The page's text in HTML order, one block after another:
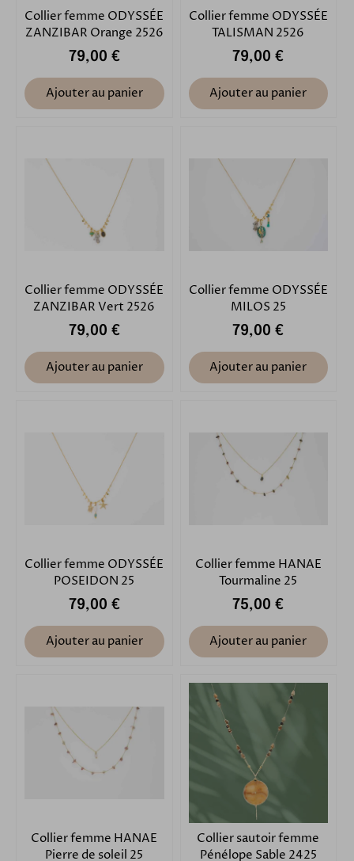
Collier femme ODYSSÉE
ZANZIBAR Orange 2526
79,00 €
Ajouter au panier
Collier femme ODYSSÉE
TALISMAN 2526
79,00 €
Ajouter au panier
Collier femme ODYSSÉE
ZANZIBAR Vert 2526
79,00 €
Ajouter au panier
Collier femme ODYSSÉE
MILOS 25
79,00 €
Ajouter au panier
Collier femme ODYSSÉE
POSEIDON 25
79,00 €
Ajouter au panier
Collier femme HANAE
Tourmaline 25
75,00 €
Ajouter au panier
Collier femme HANAE
Pierre de soleil 25
Collier sautoir femme
Pénélope Sable 2425